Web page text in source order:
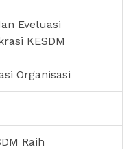
Eveluasi
KESDM
Organisasi
Raih